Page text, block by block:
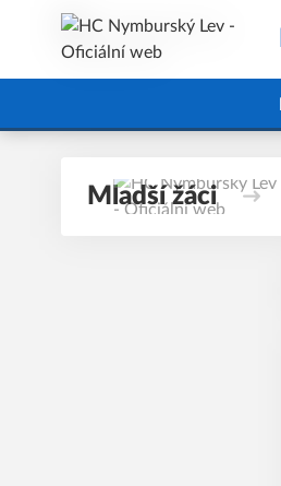
Mladší žáci